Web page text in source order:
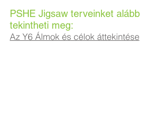
PSHE Jigsaw terveinket alább
tekintheti meg:
Az Y6 Álmok és célok áttekintése